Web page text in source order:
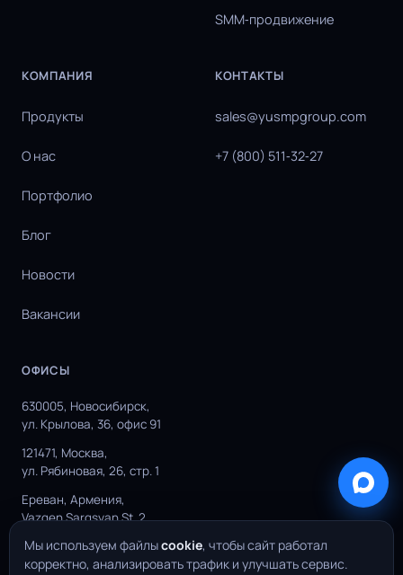
SMM‑продвижение
КОМПАНИЯ
Продукты
О нас
Портфолио
Блог
Новости
Вакансии
КОНТАКТЫ
sales@yusmpgroup.com
+7 (800) 511‑32‑27
ОФИСЫ
630005, Новосибирск,
ул. Крылова, 36, офис 91
121471, Москва,
ул. Рябиновая, 26, стр. 1
Ереван, Армения,
Vazgen Sargsyan St. 2
Мы используем файлыcookie, чтобы сайт работал
корректно, анализировать трафик и улучшать сервис.